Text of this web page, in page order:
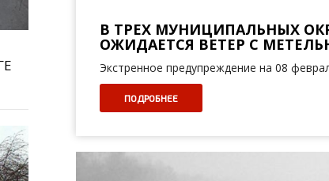
В ТРЕХ МУНИЦИПАЛЬНЫХ
ОЖИДАЕТСЯ ВЕТЕР С
Экстренное предупреждение на 08
ПОДРОБНЕЕ